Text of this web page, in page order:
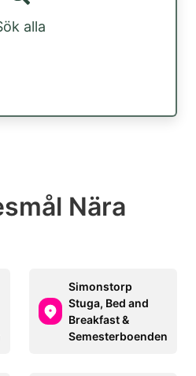
alla
Nära
Simonstorp
Stuga, Bed and
Breakfast &
Semesterboenden